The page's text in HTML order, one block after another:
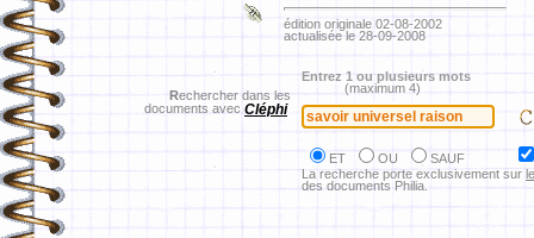
édition originale 02-08-2002
actualisée le 28-09-2008
Rechercher dans les
documents avec Cléphi
Entrez 1 ou plusieurs mots
(maximum 4)
ET OU
SAUF
La recherche porte exclusivement sur
des documents Philia.